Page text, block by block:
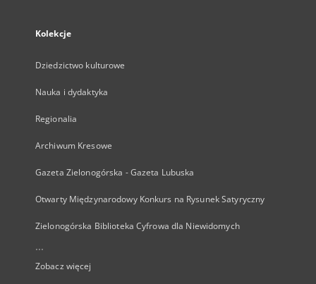
Kolekcje
Dziedzictwo kulturowe
Nauka i dydaktyka
Regionalia
Archiwum Kresowe
Gazeta Zielonogórska - Gazeta Lubuska
Otwarty Międzynarodowy Konkurs na Rysunek Satyryczny
Zielonogórska Biblioteka Cyfrowa dla Niewidomych
...
Zobacz więcej